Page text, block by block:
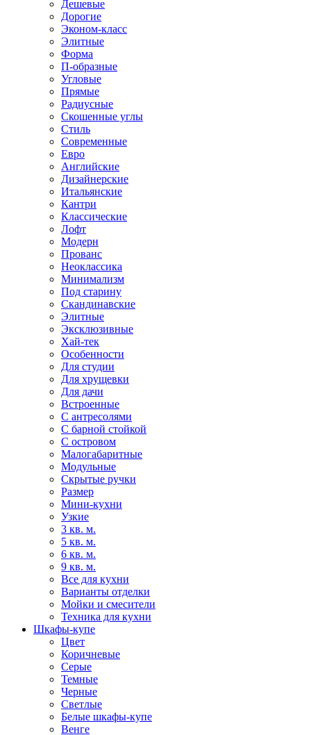
Дешевые
Дорогие
Эконом-класс
Элитные
Форма
П-образные
Угловые
Прямые
Радиусные
Скошенные углы
Стиль
Современные
Евро
Английские
Дизайнерские
Итальянские
Кантри
Классические
Лофт
Модерн
Прованс
Неоклассика
Минимализм
Под старину
Скандинавские
Элитные
Эксклюзивные
Хай-тек
Особенности
Для студии
Для хрущевки
Для дачи
Встроенные
С антресолями
С барной стойкой
С островом
Малогабаритные
Модульные
Скрытые ручки
Размер
Мини-кухни
Узкие
3 кв. м.
5 кв. м.
6 кв. м.
9 кв. м.
Все для кухни
Варианты отделки
Мойки и смесители
Техника для кухни
Шкафы-купе
Цвет
Коричневые
Серые
Темные
Черные
Светлые
Белые шкафы-купе
Венге